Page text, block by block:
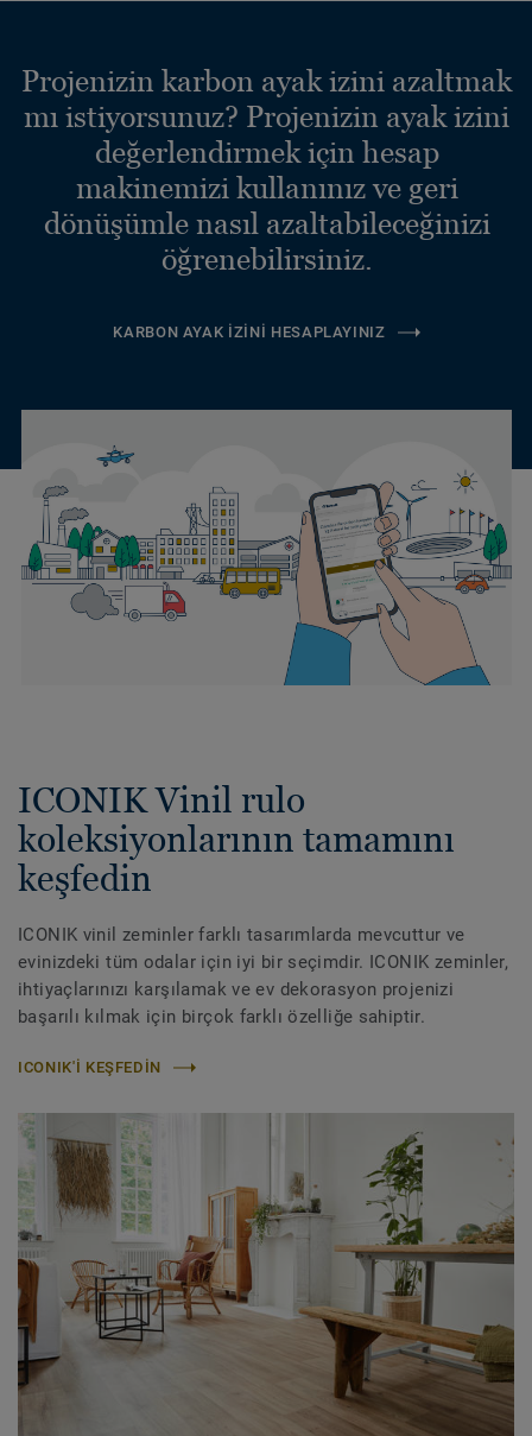
Projenizin karbon ayak izini azaltmak
mı istiyorsunuz? Projenizin ayak izini
değerlendirmek için hesap
makinemizi kullanınız ve geri
dönüşümle nasıl azaltabileceğinizi
öğrenebilirsiniz.
KARBON AYAK İZINI HESAPLAYINIZ
ICONIK Vinil rulo
koleksiyonlarının tamamını
keşfedin
ICONIK vinil zeminler farklı tasarımlarda mevcuttur ve
evinizdeki tüm odalar için iyi bir seçimdir. ICONIK zeminler,
ihtiyaçlarınızı karşılamak ve ev dekorasyon projenizi
başarılı kılmak için birçok farklı özelliğe sahiptir.
ICONIK'I KEŞFEDIN